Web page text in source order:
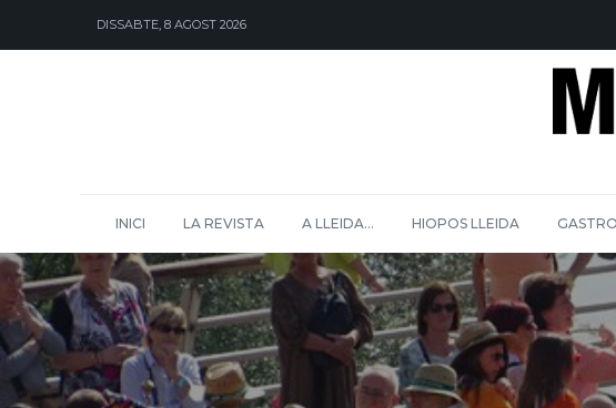
DISSABTE, 8 AGOST 2026
INICI LA REVISTA A LLEIDA… HIOPOS LLEIDA